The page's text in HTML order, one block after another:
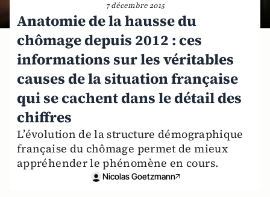
7 décembre 2015
Anatomie de la hausse du
chômage depuis 2012 : ces
informations sur les véritables
causes de la situation française
qui se cachent dans le détail des
chiffres
L’évolution de la structure démographique
française du chômage permet de mieux
appréhender le phénomène en cours.
Nicolas Goetzmann